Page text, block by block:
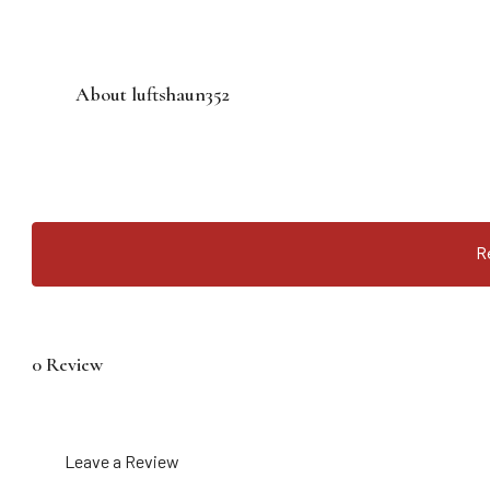
About luftshaun352
0 Review
Leave a Review